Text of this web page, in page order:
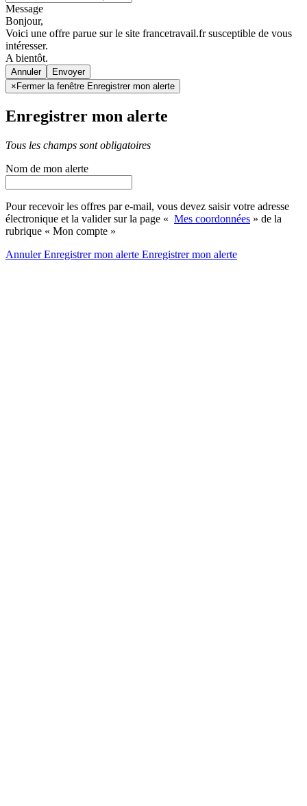
Message
Bonjour,
Voici une offre parue sur le site francetravail.fr susceptible de vous
intéresser.
A bientôt.
Annuler
× Fermer la fenêtre Enregistrer mon alerte
Enregistrer mon alerte
Tous les champs sont obligatoires
Nom de mon alerte
Pour recevoir les offres par e-mail, vous devez saisir votre adresse
électronique et la valider sur la page « Mes coordonnées » de la
rubrique « Mon compte »
AnnulerEnregistrer mon alerte Enregistrermon alerte